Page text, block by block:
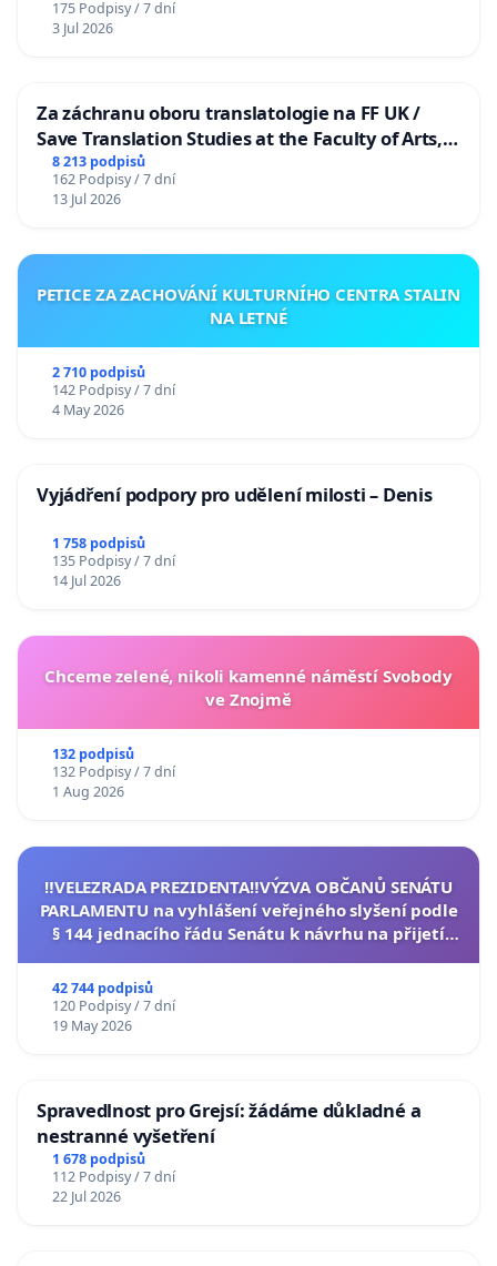
175 Podpisy / 7 dní
3 Jul 2026
Za záchranu oboru translatologie na FF UK /
Save Translation Studies at the Faculty of Arts,
Charles University
8 213 podpisů
162 Podpisy / 7 dní
13 Jul 2026
PETICE ZA ZACHOVÁNÍ KULTURNÍHO CENTRA STALIN
NA LETNÉ
2 710 podpisů
142 Podpisy / 7 dní
4 May 2026
Vyjádření podpory pro udělení milosti – Denis
1 758 podpisů
135 Podpisy / 7 dní
14 Jul 2026
Chceme zelené, nikoli kamenné náměstí Svobody
ve Znojmě
132 podpisů
132 Podpisy / 7 dní
1 Aug 2026
‼️VELEZRADA PREZIDENTA‼️VÝZVA OBČANŮ SENÁTU
PARLAMENTU na vyhlášení veřejného slyšení podle
§ 144 jednacího řádu Senátu k návrhu na přijetí
42 744 podpisů
120 Podpisy / 7 dní
19 May 2026
Spravedlnost pro Grejsí: žádáme důkladné a
nestranné vyšetření
1 678 podpisů
112 Podpisy / 7 dní
22 Jul 2026